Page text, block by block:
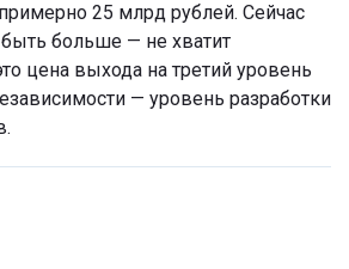
25 млрд рублей. Сейчас
больше — не хватит
цена выхода на третий уровень
— уровень разработки